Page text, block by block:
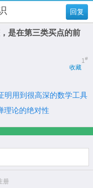
回复
是在第三类买点的前
1#
收藏
明用到很高深的数学工具
理论的绝对性
册